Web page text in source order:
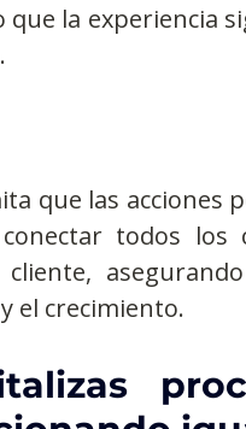
la experiencia
que las acciones
todos los
el crecimiento.